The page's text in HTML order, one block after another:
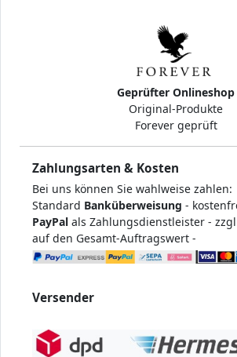
Geprüfter Onlineshop
Original-Produkte
Forever geprüft
Zahlungsarten & Kosten
Bei uns können Sie wahlweise zahlen:
Standard Banküberweisung -
PayPal als Zahlungsdienstleister -
auf den Gesamt-Auftragswert -
Versender